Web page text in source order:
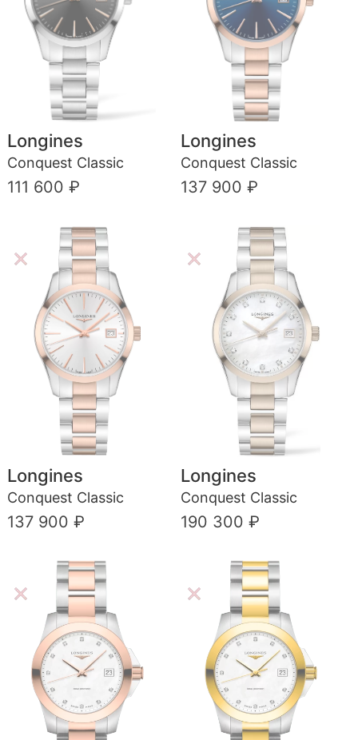
Longines
Conquest Classic
111 600 ₽
Longines
Conquest Classic
137 900 ₽
Longines
Conquest Classic
137 900 ₽
Longines
Conquest Classic
190 300 ₽